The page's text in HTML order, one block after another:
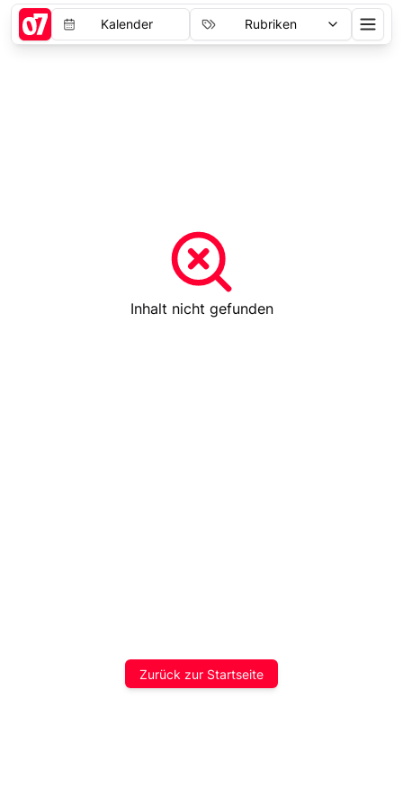
Kalender Rubriken
Inhalt nicht gefunden
Zurück zur Startseite